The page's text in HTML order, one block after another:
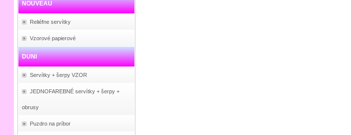
NOUVEAU
Reliéfne servítky
Vzorové papierové
DUNI
Servítky + šerpy VZOR
JEDNOFAREBNÉ servítky + šerpy +
obrusy
Puzdro na príbor